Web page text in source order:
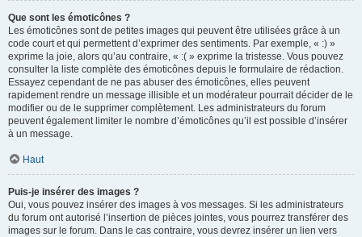
Que sont les émoticônes ?
Les émoticônes sont de petites images qui peuvent être utilisées grâce à un
code court et qui permettent d’exprimer des sentiments. Par exemple, « :) »
exprime la joie, alors qu’au contraire, « :( » exprime la tristesse. Vous pouvez
consulter la liste complète des émoticônes depuis le formulaire de rédaction.
Essayez cependant de ne pas abuser des émoticônes, elles peuvent
rapidement rendre un message illisible et un modérateur pourrait décider de le
modifier ou de le supprimer complètement. Les administrateurs du forum
peuvent également limiter le nombre d’émoticônes qu’il est possible d’insérer
à un message.
Haut
Puis-je insérer des images ?
Oui, vous pouvez insérer des images à vos messages. Si les administrateurs
du forum ont autorisé l’insertion de pièces jointes, vous pourrez transférer des
images sur le forum. Dans le cas contraire, vous devrez insérer un lien vers